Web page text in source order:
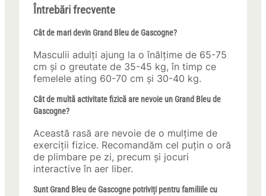
Întrebări frecvente
Cât de mari devin Grand Bleu de Gascogne?
Masculii adulți ajung la o înălțime de 65-75
cm și o greutate de 35-45 kg, în timp ce
femelele ating 60-70 cm și 30-40 kg.
Cât de multă activitate fizică are nevoie un Grand Bleu de
Gascogne?
Această rasă are nevoie de o mulțime de
exerciții fizice. Recomandăm cel puțin o oră
de plimbare pe zi, precum și jocuri
interactive în aer liber.
Sunt Grand Bleu de Gascogne potriviți pentru familiile cu